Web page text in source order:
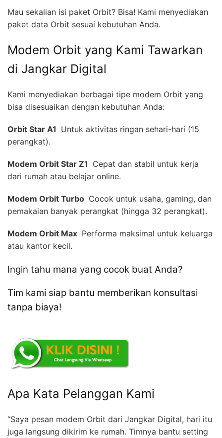
Mau sekalian isi paket Orbit? Bisa! Kami menyediakan
paket data Orbit sesuai kebutuhan Anda.
Modem Orbit yang Kami Tawarkan
di Jangkar Digital
Kami menyediakan berbagai tipe modem Orbit yang
bisa disesuaikan dengan kebutuhan Anda:
Orbit Star A1  Untuk aktivitas ringan sehari-hari (15
perangkat).
Modem Orbit Star Z1  Cepat dan stabil untuk kerja
dari rumah atau belajar online.
Modem Orbit Turbo  Cocok untuk usaha, gaming, dan
pemakaian banyak perangkat (hingga 32 perangkat).
Modem Orbit Max  Performa maksimal untuk keluarga
atau kantor kecil.
Ingin tahu mana yang cocok buat Anda?
Tim kami siap bantu memberikan konsultasi
tanpa biaya!
Apa Kata Pelanggan Kami
“Saya pesan modem Orbit dari Jangkar Digital, hari itu
juga langsung dikirim ke rumah. Timnya bantu setting